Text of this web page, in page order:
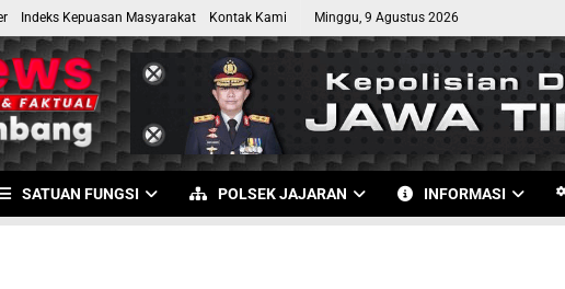
Indeks Kepuasan Masyarakat Kontak Kami Minggu, 9 Agustus 2026
SATUAN FUNGSI POLSEK JAJARAN INFORMASI